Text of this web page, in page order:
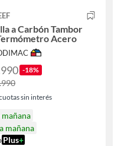
a Carbón Tambor
Acero
-18%
sin interés
mañana
mañana
Plus+